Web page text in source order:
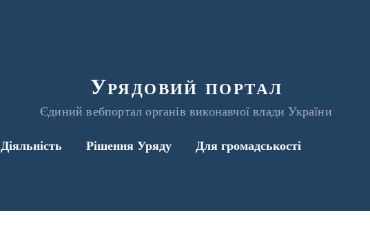
Урядовий портал
Єдиний вебпортал органів виконавчої влади України
Діяльність Рішення Уряду Для громадськості